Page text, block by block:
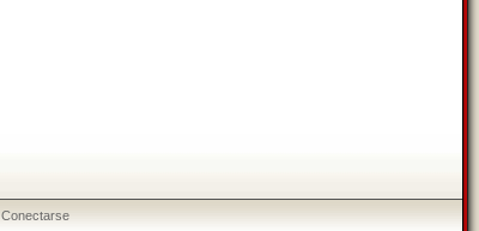
Conectarse